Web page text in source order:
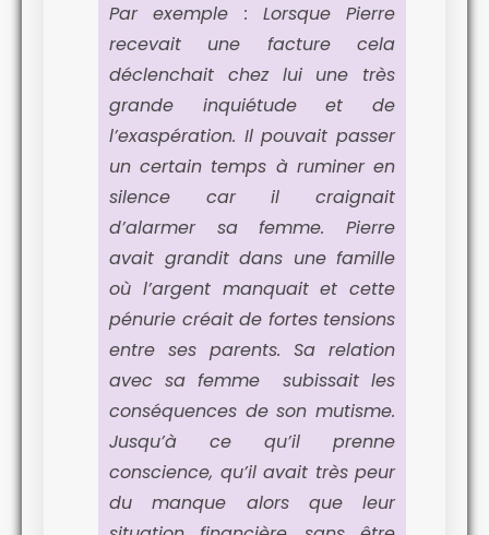
Par exemple : Lorsque Pierre
recevait une facture cela
déclenchait chez lui une très
grande inquiétude et de
l’exaspération. Il pouvait passer
un certain temps à ruminer en
silence car il craignait
d’alarmer sa femme. Pierre
avait grandit dans une famille
où l’argent manquait et cette
pénurie créait de fortes tensions
entre ses parents. Sa relation
avec sa femme subissait les
conséquences de son mutisme.
Jusqu’à ce qu’il prenne
conscience, qu’il avait très peur
du manque alors que leur